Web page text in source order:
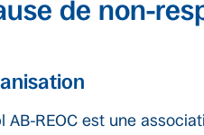
de non-
AB-REOC est une